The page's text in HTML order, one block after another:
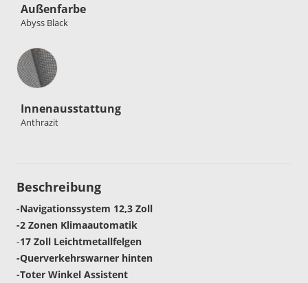
Außenfarbe
Abyss Black
Innenausstattung
Innenausstattung
Anthrazit
Beschreibung
-Navigationssystem 12,3 Zoll
-2 Zonen Klimaautomatik
-17 Zoll Leichtmetallfelgen
-Querverkehrswarner hinten
-Toter Winkel Assistent